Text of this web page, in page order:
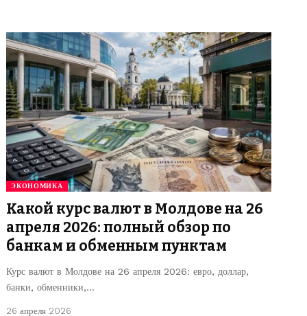
ЭКОНОМИКА
Какой курс валют в Молдове на 26
апреля 2026: полный обзор по
банкам и обменным пунктам
Курс валют в Молдове на 26 апреля 2026: евро, доллар,
банки, обменники,…
26 апреля 2026